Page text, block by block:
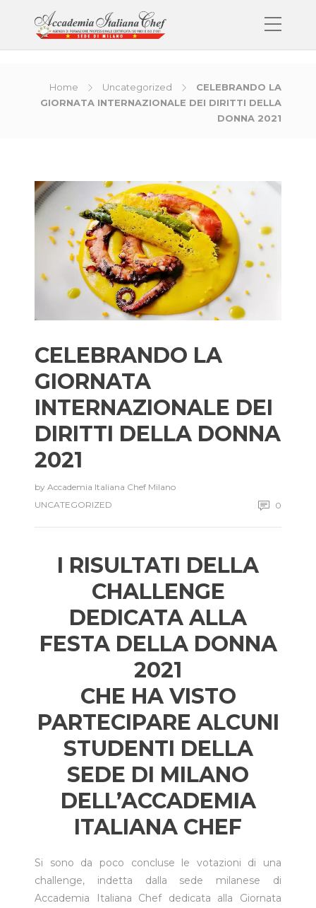
Home Uncategorized
CELEBRANDO LA
GIORNATA INTERNAZIONALE DEI DIRITTI DELLA
DONNA 2021
CELEBRANDO LA
GIORNATA
INTERNAZIONALE DEI
DIRITTI DELLA DONNA
2021
by Accademia Italiana Chef Milano
UNCATEGORIZED
0
I RISULTATI DELLA
CHALLENGE
DEDICATA ALLA
FESTA DELLA DONNA
2021
CHE HA VISTO
PARTECIPARE ALCUNI
STUDENTI DELLA
SEDE DI MILANO
DELL’ACCADEMIA
ITALIANA CHEF
Si sono da poco concluse le votazioni di una
challenge, indetta dalla sede milanese di
Accademia Italiana Chef dedicata alla Giornata